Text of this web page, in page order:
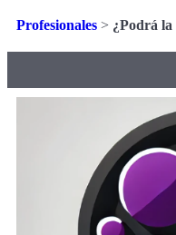
Profesionales > ¿Podrá